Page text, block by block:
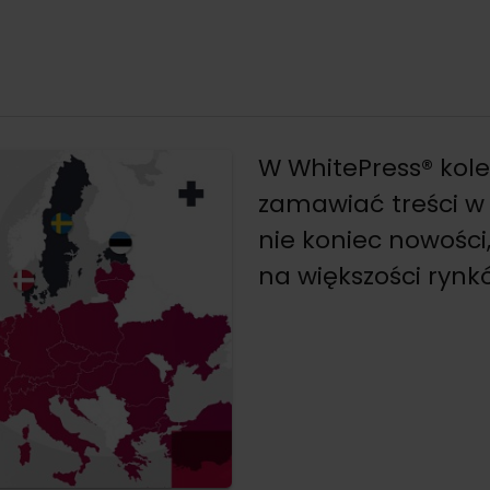
W WhitePress®
zamawiać treści w
nie koniec
na większości